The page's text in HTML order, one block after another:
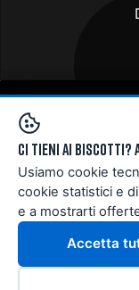
Copyright ©
Ci tieni ai biscotti?
Usiamo cookie
cookie statistici e
e a mostrarti
Accetta